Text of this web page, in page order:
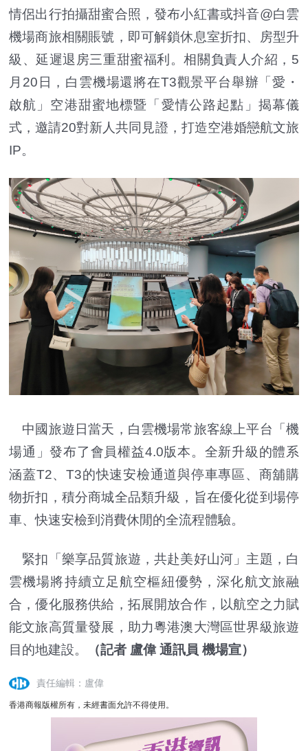
情侶出行拍攝甜蜜合照，發布小紅書或抖音@白雲
機場商旅相關賬號，即可解鎖休息室折扣、房型升
級、延遲退房三重甜蜜福利。相關負責人介紹，5
月20日，白雲機場還將在T3觀景平台舉辦「愛・
啟航」空港甜蜜地標暨「愛情公路起點」揭幕儀
式，邀請20對新人共同見證，打造空港婚戀航文旅
IP。
中國旅遊日當天，白雲機場常旅客線上平台「機
場通」發布了會員權益4.0版本。全新升級的體系
涵蓋T2、T3的快速安檢通道與停車專區、商舖購
物折扣，積分商城全品類升級，旨在優化從到場停
車、快速安檢到消費休閒的全流程體驗。
緊扣「樂享品質旅遊，共赴美好山河」主題，白
雲機場將持續立足航空樞紐優勢，深化航文旅融
合，優化服務供給，拓展開放合作，以航空之力賦
能文旅高質量發展，助力粵港澳大灣區世界級旅遊
目的地建設。
（記者 盧偉 通訊員 機場宣）
責任編輯：盧偉
香港商報版權所有，未經書面允許不得使用。